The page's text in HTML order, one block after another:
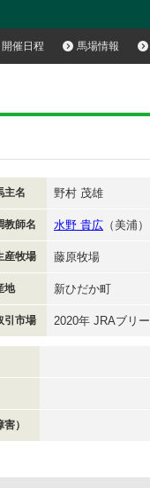
開催日程 馬場情報
主名 野村 茂雄
教師名 水野 貴広 （美浦）
産牧場 藤原牧場
地 新ひだか町
引市場 2020年 JRAブリ
）